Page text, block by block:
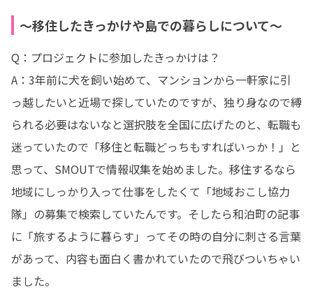
〜移住したきっかけや島での暮らしについて〜
Q：プロジェクトに参加したきっかけは？
A：3年前に犬を飼い始めて、マンションから一軒家に引
っ越したいと近場で探していたのですが、独り身なので縛
られる必要はないなと選択肢を全国に広げたのと、転職も
迷っていたので「移住と転職どっちもすればいっか！」と
思って、SMOUTで情報収集を始めました。移住するなら
地域にしっかり入って仕事をしたくて「地域おこし協力
隊」の募集で検索していたんです。そしたら和泊町の記事
に「旅するように暮らす」ってその時の自分に刺さる言葉
があって、内容も面白く書かれていたので飛びついちゃい
ました。